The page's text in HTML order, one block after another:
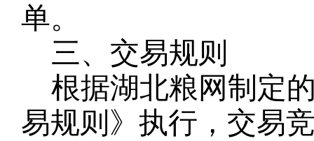
单。
三、交易规则
根据湖北粮网制定
易规则》执行，交易